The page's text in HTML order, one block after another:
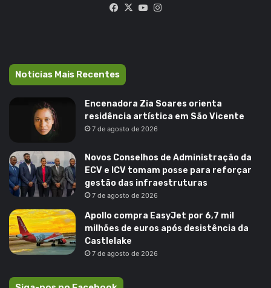
Facebook
X YouTube
Noticias Mais Recentes
Encenadora Zia Soares orienta
residência artística em São Vicente
7 de agosto de 2026
Novos Conselhos de Administração da
ECV e ICV tomam posse para reforçar
gestão das infraestruturas
7 de agosto de 2026
Apollo compra EasyJet por 6,7 mil
milhões de euros após desistência da
Castlelake
7 de agosto de 2026